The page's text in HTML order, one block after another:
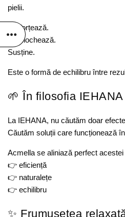
pielii.
Nu forțează.
Nu blochează.
Susține.
Este o formă de echilibru între
🌱 În filosofia IEHANA
La IEHANA, nu căutăm doar
Căutăm soluții care funcționează
Acmella se aliniază perfect acestei
👉 eficiență
👉 naturalețe
👉 echilibru
✨ Frumusețea